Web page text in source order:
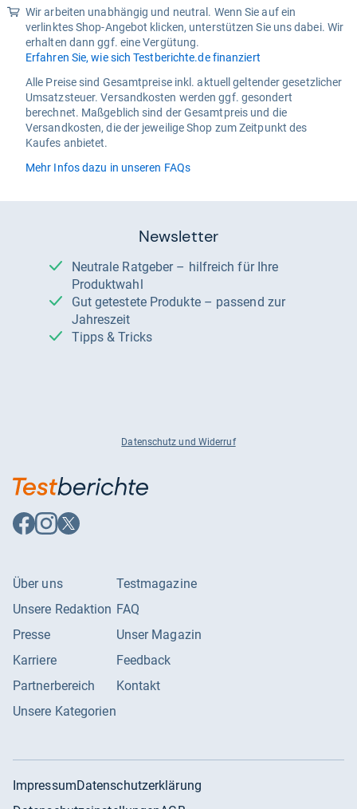
Wir arbeiten unabhängig und neutral. Wenn Sie auf ein
verlinktes Shop-Angebot klicken, unterstützen Sie uns dabei. Wir
erhalten dann ggf. eine Vergütung.
Erfahren Sie, wie sich Testberichte.de finanziert
Alle Preise sind Gesamtpreise inkl. aktuell geltender gesetzlicher
Umsatzsteuer. Versandkosten werden ggf. gesondert
berechnet. Maßgeblich sind der Gesamtpreis und die
Versandkosten, die der jeweilige Shop zum Zeitpunkt des
Kaufes anbietet.
Mehr Infos dazu in unseren FAQs
Newsletter
Neutrale Ratgeber – hilfreich für Ihre
Produktwahl
Gut getestete Produkte – passend zur
Jahreszeit
Tipps & Tricks
Datenschutz und Widerruf
Auf
Facebook
Auf
Instagram
Auf
X
Über uns
Unsere Redaktion
Presse
Karriere
Partnerbereich
Unsere Kategorien
Testmagazine
FAQ
Unser Magazin
Feedback
Kontakt
ImpressumDatenschutzerklärung